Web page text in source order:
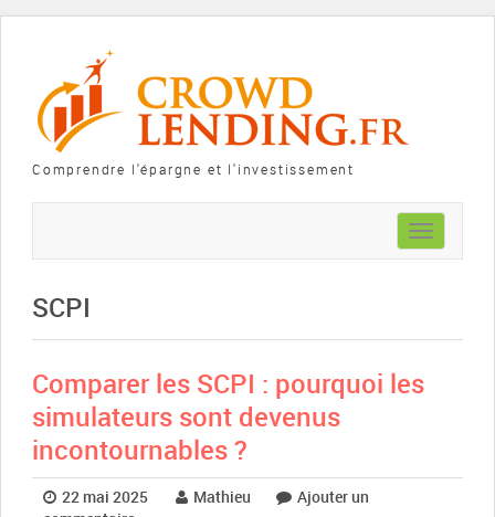
Comprendre l'épargne et l'investissement
Toggle
navigation
SCPI
Comparer les SCPI : pourquoi les
simulateurs sont devenus
incontournables ?
22 mai 2025 Mathieu
Ajouter un